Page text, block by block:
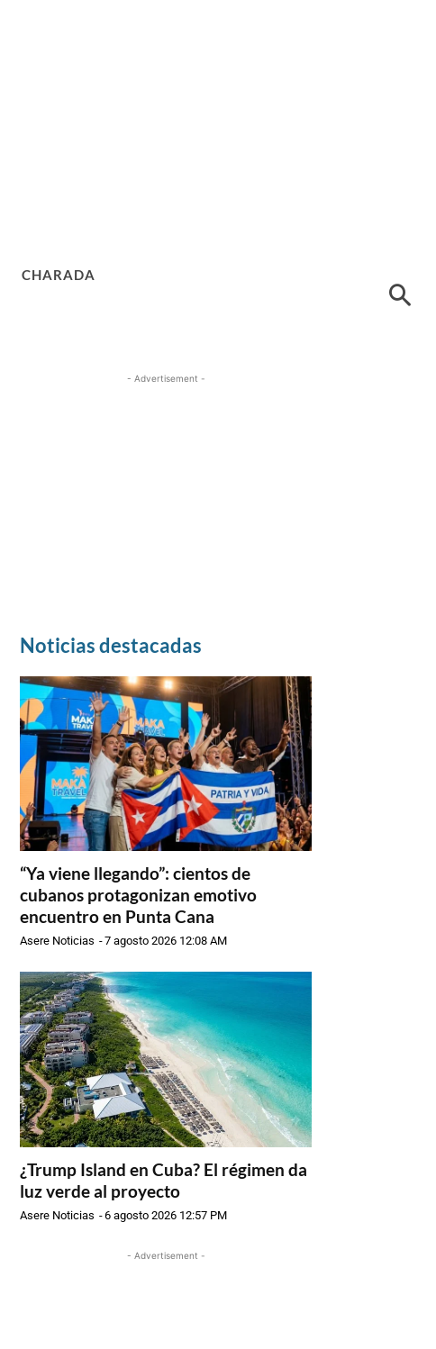
CHARADA
- Advertisement -
Noticias destacadas
“Ya viene llegando”: cientos de
cubanos protagonizan emotivo
encuentro en Punta Cana
Asere Noticias -7 agosto 2026 12:08 AM
¿Trump Island en Cuba? El régimen da
luz verde al proyecto
Asere Noticias -6 agosto 2026 12:57 PM
- Advertisement -